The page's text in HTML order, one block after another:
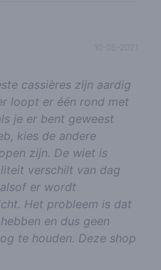
cassières zijn aardig
loopt er één rond met
je er bent geweest
kies de andere
zijn. De wiet is
verschilt van dag
er wordt
Het probleem is dat
en dus geen
te houden. Deze shop